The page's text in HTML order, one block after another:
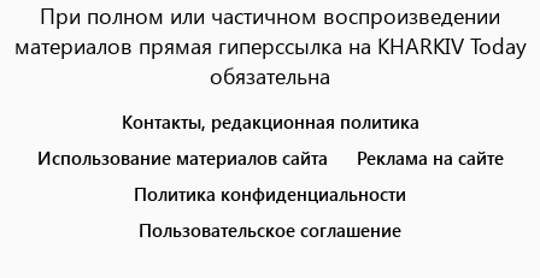
При полном или частичном воспроизведении
материалов прямая гиперссылка на KHARKIV Today
обязательна
menu
Контакты, редакционная политика
Использование материалов сайта
Реклама на сайте
Политика конфиденциальности
Пользовательское соглашение